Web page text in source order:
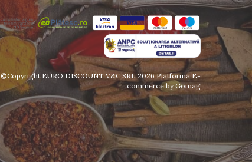
©Copyright EURO DISCOUNT V&C SRL 2026Platforma E-
commerce by Gomag